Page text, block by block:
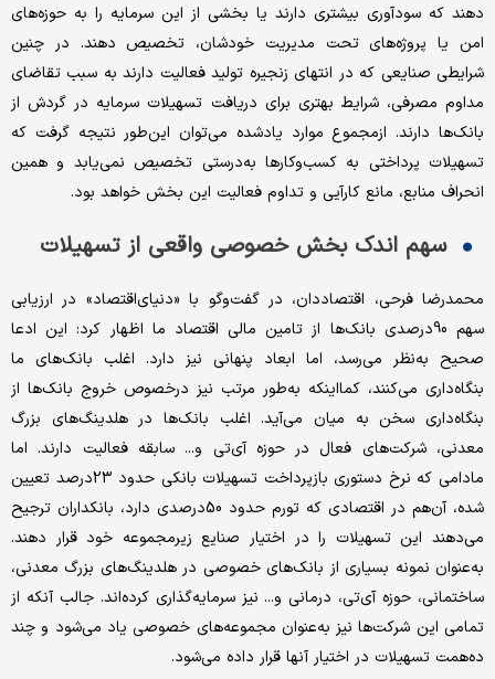
دهند که سودآوری بیشتری دارند یا بخشی از این سرمایه را به حوزه‌‌‌های
امن یا پروژه‌‌‌های تحت مدیریت خودشان، تخصیص دهند. در چنین
شرایطی صنایعی که در انتهای زنجیره تولید فعالیت دارند به سبب تقاضای
مداوم مصرفی، شرایط بهتری برای دریافت تسهیلات سرمایه در گردش از
بانک‌ها دارند. ازمجموع موارد یادشده می‌‌‌توان این‌‌‌طور نتیجه گرفت که
تسهیلات پرداختی به کسب‌وکارها به‌درستی تخصیص نمی‌‌‌یابد و همین
انحراف منابع، مانع کارآیی و تداوم فعالیت این بخش خواهد بود.
سهم اندک بخش خصوصی واقعی از تسهیلات
محمدرضا فرحی، اقتصاددان، در گفت‌‌‌وگو با «دنیای‌اقتصاد» در ارزیابی
سهم 90درصدی بانک‌ها از تامین مالی اقتصاد ما اظهار کرد: این ادعا
صحیح به‌‌‌نظر می‌رسد، اما ابعاد پنهانی نیز دارد. اغلب بانک‌های ما
بنگاه‌‌‌داری می‌کنند، کمااینکه به‌‌‌طور مرتب نیز درخصوص خروج بانک‌ها از
بنگاه‌‌‌داری سخن به میان می‌‌‌آید. اغلب بانک‌ها در هلدینگ‌‌‌های بزرگ
معدنی، شرکت‌های فعال در حوزه آی‌‌‌تی و... سابقه فعالیت دارند. اما
مادامی که نرخ دستوری بازپرداخت تسهیلات بانکی حدود 23‌درصد تعیین
شده، آن‌‌‌هم در اقتصادی که تورم حدود 50درصدی دارد، بانکداران ترجیح
می‌دهند این تسهیلات را در اختیار صنایع زیرمجموعه خود قرار دهند.
به‌‌‌عنوان نمونه بسیاری از بانک‌های خصوصی در هلدینگ‌‌‌های بزرگ معدنی،
ساختمانی، حوزه آی‌‌‌تی، درمانی و... نیز سرمایه‌گذاری کرده‌‌‌اند. جالب آنکه از
تمامی این شرکت‌ها نیز به‌‌‌عنوان مجموعه‌‌‌های خصوصی یاد می‌شود و چند
ده‌همت تسهیلات در اختیار آنها قرار داده می‌شود.